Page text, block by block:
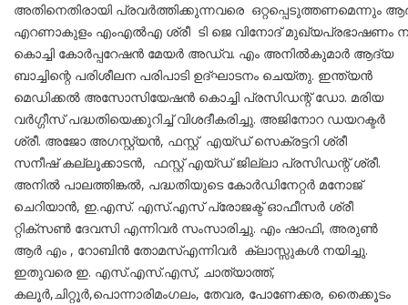
അതിനെതിരായി പ്രവർത്തിക്കുന്നവരെ
എറണാകുളം എംഎൽഎ ശ്രീ ടി ജെ വിനോദ് മുഖ്യപ്രഭാഷണം
കൊച്ചി കോർപ്പറേഷൻ മേയർ അഡ്വ. എം അനിൽകുമാർ ആദ്യ
ബാച്ചിന്റെ പരിശീലന പരിപാടി ഉദ്ഘാടനം ചെയ്തു. ഇന്ത്യൻ
മെഡിക്കൽ അസോസിയേഷൻ കൊച്ചി പ്രസിഡന്റ് ഡോ. മരിയ
വർഗ്ഗീസ് പദ്ധതിയെക്കുറിച്ച് വിശദീകരിച്ചു. അജിനോറ ഡയറക്ടർ
ശ്രീ. അജോ അഗസ്റ്റ്യൻ, ഫസ്റ്റ് എയ്ഡ് സെക്രട്ടറി ശ്രീ
സനീഷ് കല്ലൂക്കാടൻ, ഫസ്റ്റ് എയ്ഡ് ജില്ലാ പ്രസിഡന്റ് ശ്രീ.
അനിൽ പാലത്തിങ്കൽ, പദ്ധതിയുടെ കോർഡിനേറ്റർ മനോജ്
ചെറിയാൻ, ഇ.എസ്. എസ്.എസ് പ്രോജക്ട് ഓഫീസർ ശ്രീ
റ്റിക്സൺ ദേവസി എന്നിവർ സംസാരിച്ചു. എം ഷാഫി, അരുൺ
ആർ എം , റോബിൻ തോമസ്എന്നിവർ ക്ലാസ്സുകൾ നയിച്ചു.
ഇതുവരെ ഇ. എസ്.എസ്.എസ്, ചാത്യാത്ത്‌,
കലൂർ,ചിറ്റൂർ,പൊന്നാരിമംഗലം, തേവര, പോണേക്കര, തൈക്കൂടം